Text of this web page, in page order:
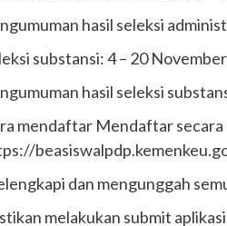
hasil seleksi
substansi: 4 – 20
hasil seleksi
mendaftar Mendaftar
dan mengunggah
melakukan submit